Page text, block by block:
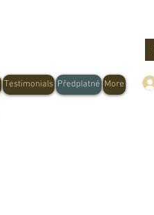
Testimonials Předplatné More